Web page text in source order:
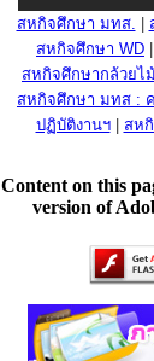
สหกิจศึกษา มทส.
สหกิจศึกษา WD
สหกิจศึกษากล้วยไม้
สหกิจศึกษา มทส :
ปฏิบัติงานฯ| สห
Content on this
version of